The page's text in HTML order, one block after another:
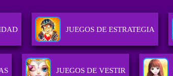
JUEGOS DE ESTRATEGIA
JUEGOS DE VESTIR